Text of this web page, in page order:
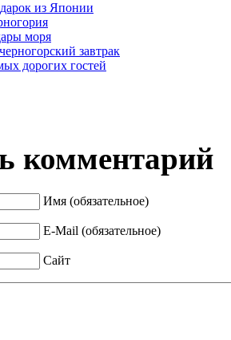
из Японии
моря
завтрак
дорогих гостей
комментарий
Имя (обязательное)
E-Mail (обязательное)
Сайт